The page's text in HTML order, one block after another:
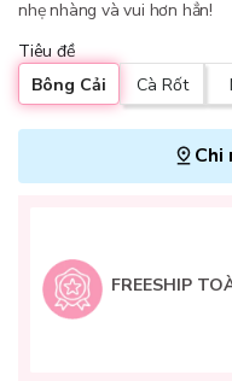
nhẹ nhàng và vui hơn hẳn!
Tiêu đề
Bông Cải
Cà Rốt
Chi
FREESHIP